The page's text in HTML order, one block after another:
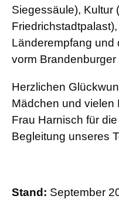
Siegessäule), Kultur
Länderempfang und
vorm
Herzlichen
Mädchen und vielen
Frau Harnisch für
Begleitung unseres
Stand: September